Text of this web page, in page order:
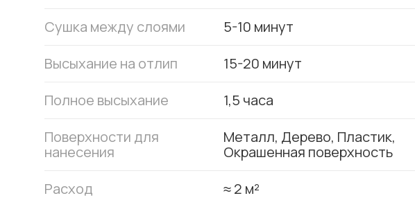
Сушка между слоями
5-10 минут
Высыхание на отлип
15-20 минут
Полное высыхание
1,5 часа
Поверхности для
нанесения
Металл, Дерево, Пластик,
Окрашенная поверхность
Расход
≈ 2 м²